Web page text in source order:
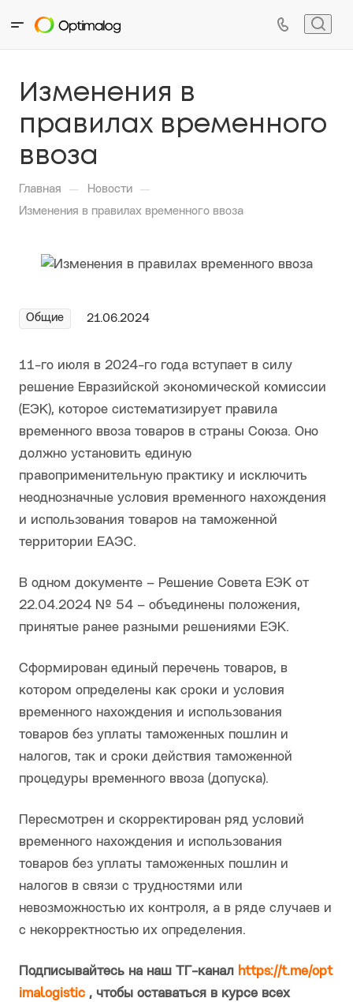
Изменения в
правилах временного
ввоза
Главная — Новости —
Изменения в правилах временного ввоза
Общие 21.06.2024
11-го июля в 2024-го года вступает в силу
решение Евразийской экономической комиссии
(ЕЭК), которое систематизирует правила
временного ввоза товаров в страны Союза. Оно
должно установить единую
правоприменительную практику и исключить
неоднозначные условия временного нахождения
и использования товаров на таможенной
территории ЕАЭС.
В одном документе – Решение Совета ЕЭК от
22.04.2024 № 54 – объединены положения,
принятые ранее разными решениями ЕЭК.
Сформирован единый перечень товаров, в
котором определены как сроки и условия
временного нахождения и использования
товаров без уплаты таможенных пошлин и
налогов, так и сроки действия таможенной
процедуры временного ввоза (допуска).
Пересмотрен и скорректирован ряд условий
временного нахождения и использования
товаров без уплаты таможенных пошлин и
налогов в связи с трудностями или
невозможностью их контроля, а в ряде случаев и
с некорректностью их определения.
Подписывайтесь на наш ТГ-канал https://t.me/opt
imalogistic , чтобы оставаться в курсе всех